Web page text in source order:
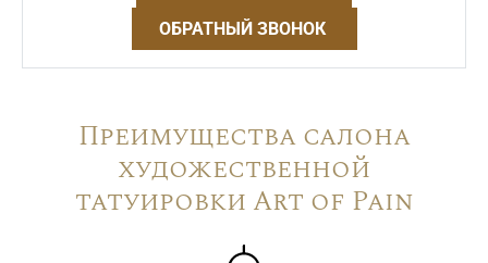
ОБРАТНЫЙ ЗВОНОК
Преимущества салона
художественной
татуировки Art of Pain